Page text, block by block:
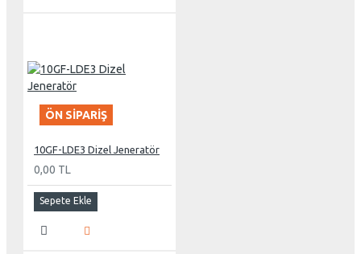
ÖN SIPARIŞ
10GF-LDE3 Dizel Jeneratör
0,00 TL
Sepete Ekle